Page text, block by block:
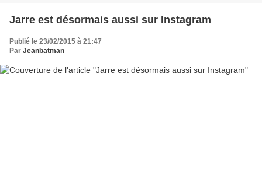
Jarre est désormais aussi sur Instagram
Publié le 23/02/2015 à 21:47
Par Jeanbatman